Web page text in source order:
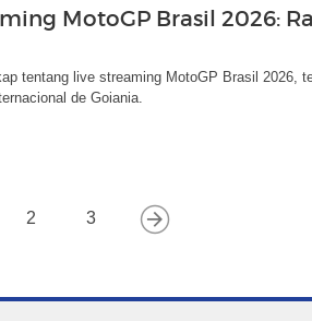
MotoGP Brasil 2026:
tentang live streaming MotoGP Brasil 2026,
de Goiania.
2 3